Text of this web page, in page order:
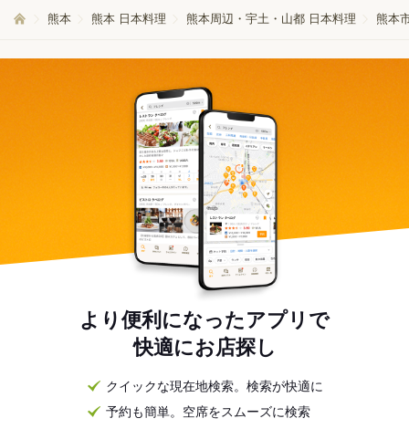
熊本 熊本 日本料理 熊本周辺・宇土・山都 日本料理 熊本
より便利になったアプリで
快適にお店探し
クイックな現在地検索。検索が快適に
予約も簡単。空席をスムーズに検索